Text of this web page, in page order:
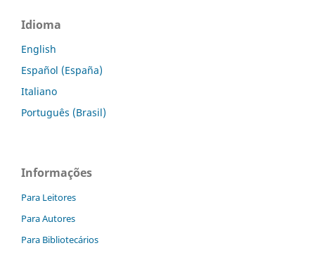
Idioma
English
Español (España)
Italiano
Português (Brasil)
Informações
Para Leitores
Para Autores
Para Bibliotecários